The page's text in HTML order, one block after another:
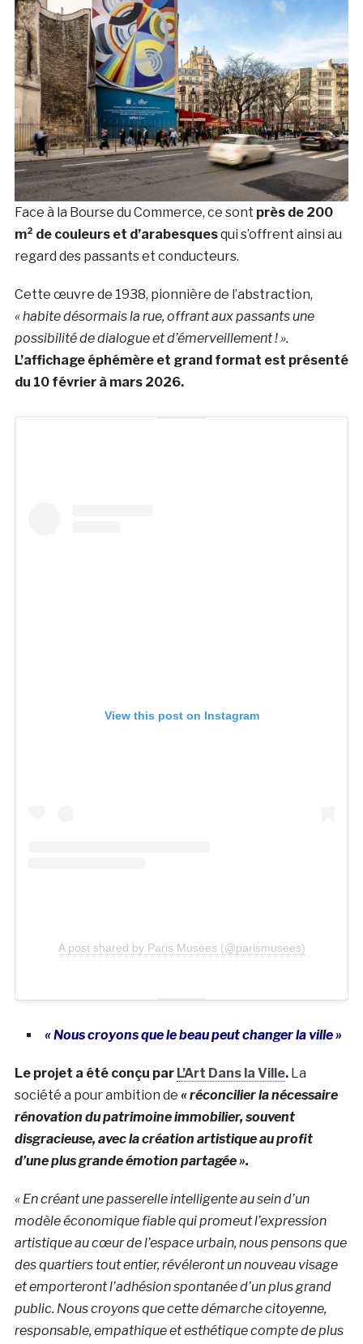
Face à la Bourse du Commerce, ce sont près de 200
m² de couleurs et d’arabesquesqui s’offrent ainsi au
regard des passants et conducteurs.
Cette œuvre de 1938, pionnière de l’abstraction,
« habite désormais la rue, offrant aux passants une
possibilité de dialogue et d’émerveillement ! ».
L’affichage éphémère et grand format est présenté
du 10 février à mars 2026.
View this post on Instagram
A post shared by Paris Musées (@parismusees)
« Nous croyons que le beau peut changer la ville »
Le projet a été conçu par L’Art Dans la Ville. La
société a pour ambition de « réconcilier la nécessaire
rénovation du patrimoine immobilier, souvent
disgracieuse, avec la création artistique au profit
d’une plus grande émotion partagée ».
« En créant une passerelle intelligente au sein d’un
modèle économique fiable qui promeut l’expression
artistique au cœur de l’espace urbain, nous pensons que
des quartiers tout entier, révéleront un nouveau visage
et emporteront l’adhésion spontanée d’un plus grand
public. Nous croyons que cette démarche citoyenne,
responsable, empathique et esthétique compte de plus